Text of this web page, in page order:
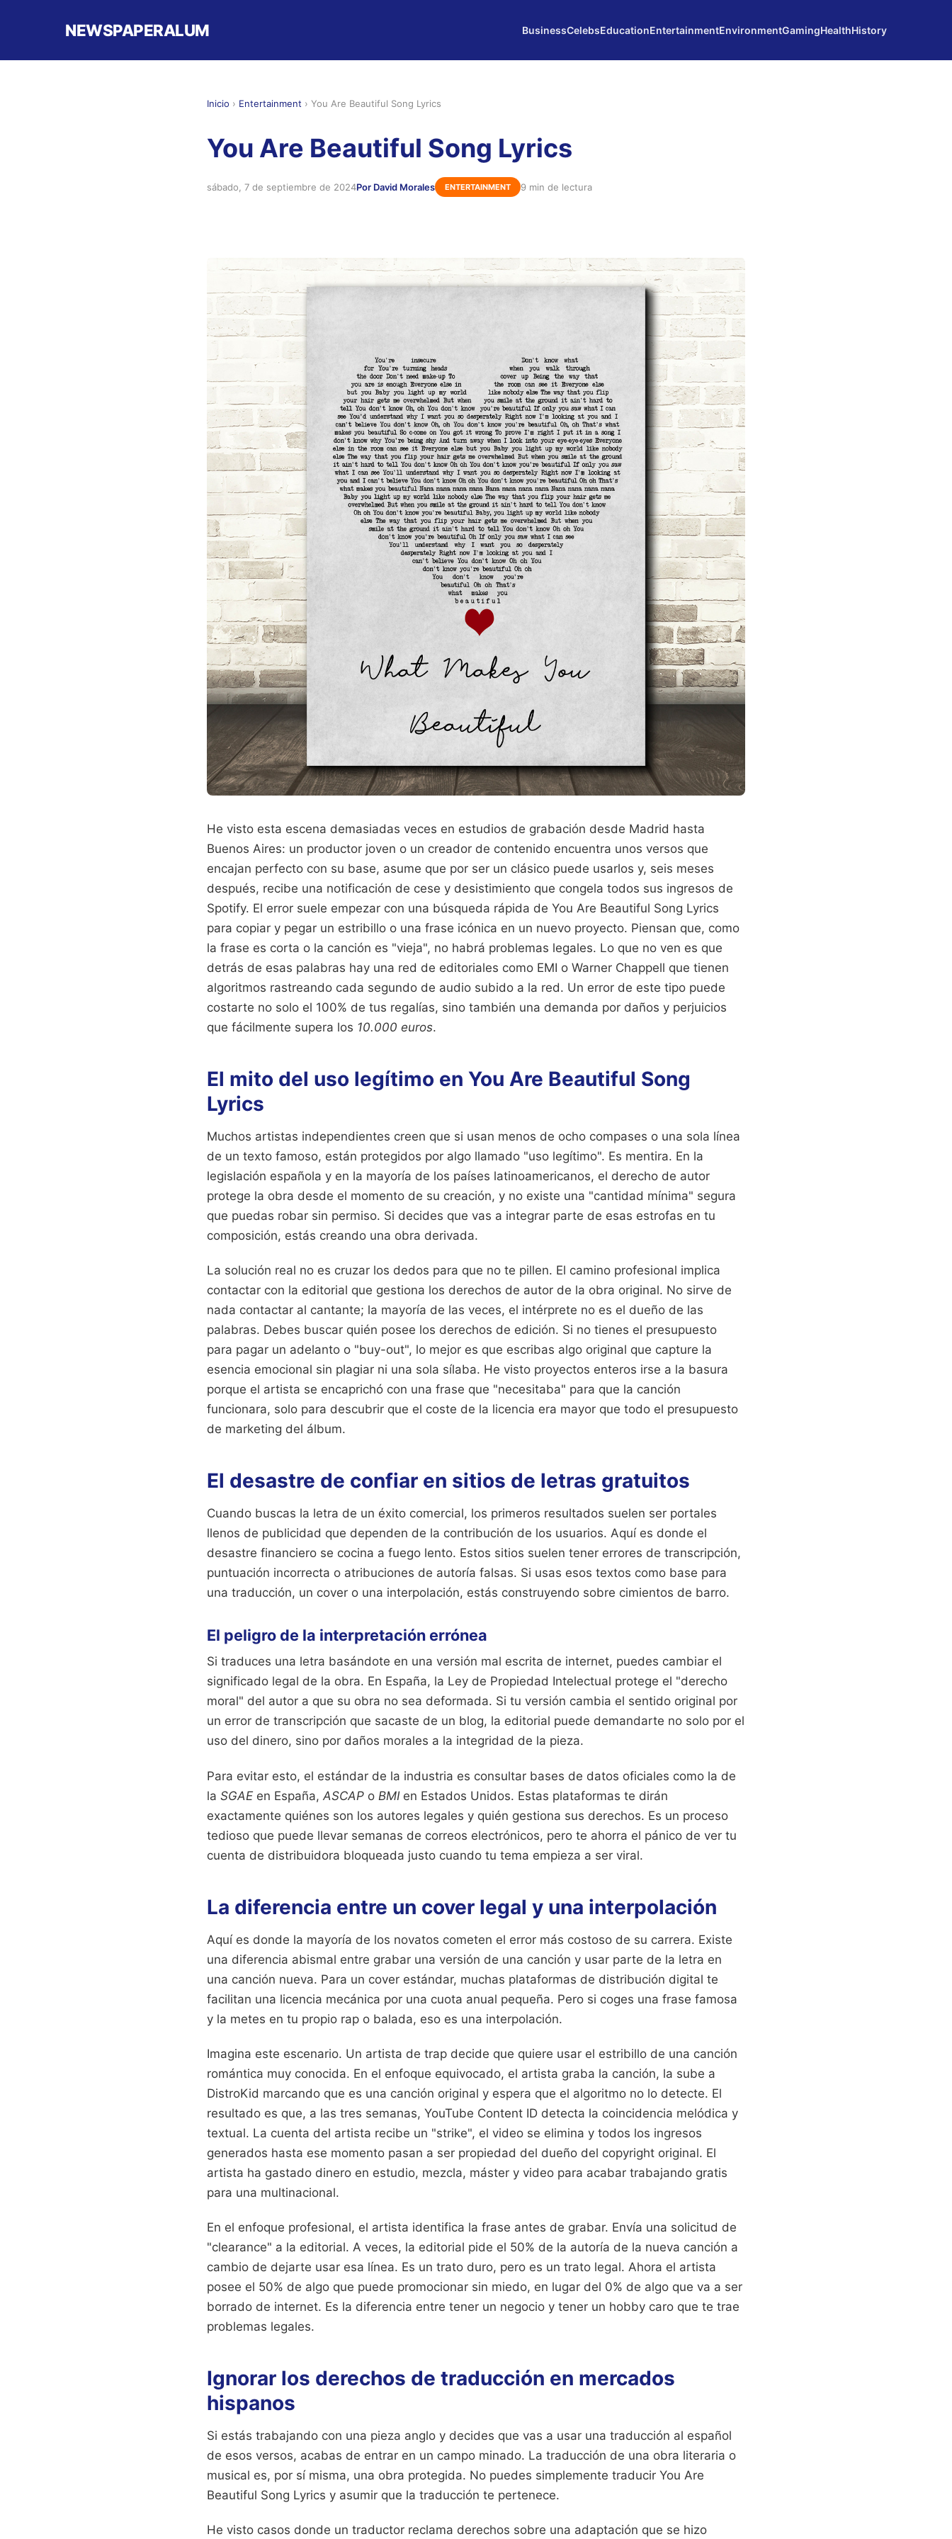
NEWSPAPERALUM BusinessCelebsEducationEntertainmentEnvironmentGamingHealthHistory
Inicio › Entertainment › You Are Beautiful Song Lyrics
You Are Beautiful Song Lyrics
sábado, 7 de septiembre de 2024Por David Morales ENTERTAINMENT 9 min de lectura
He visto esta escena demasiadas veces en estudios de grabación desde Madrid hasta
Buenos Aires: un productor joven o un creador de contenido encuentra unos versos que
encajan perfecto con su base, asume que por ser un clásico puede usarlos y, seis meses
después, recibe una notificación de cese y desistimiento que congela todos sus ingresos de
Spotify. El error suele empezar con una búsqueda rápida de You Are Beautiful Song Lyrics
para copiar y pegar un estribillo o una frase icónica en un nuevo proyecto. Piensan que, como
la frase es corta o la canción es "vieja", no habrá problemas legales. Lo que no ven es que
detrás de esas palabras hay una red de editoriales como EMI o Warner Chappell que tienen
algoritmos rastreando cada segundo de audio subido a la red. Un error de este tipo puede
costarte no solo el 100% de tus regalías, sino también una demanda por daños y perjuicios
que fácilmente supera los 10.000 euros.
El mito del uso legítimo en You Are Beautiful Song
Lyrics
Muchos artistas independientes creen que si usan menos de ocho compases o una sola línea
de un texto famoso, están protegidos por algo llamado "uso legítimo". Es mentira. En la
legislación española y en la mayoría de los países latinoamericanos, el derecho de autor
protege la obra desde el momento de su creación, y no existe una "cantidad mínima" segura
que puedas robar sin permiso. Si decides que vas a integrar parte de esas estrofas en tu
composición, estás creando una obra derivada.
La solución real no es cruzar los dedos para que no te pillen. El camino profesional implica
contactar con la editorial que gestiona los derechos de autor de la obra original. No sirve de
nada contactar al cantante; la mayoría de las veces, el intérprete no es el dueño de las
palabras. Debes buscar quién posee los derechos de edición. Si no tienes el presupuesto
para pagar un adelanto o "buy-out", lo mejor es que escribas algo original que capture la
esencia emocional sin plagiar ni una sola sílaba. He visto proyectos enteros irse a la basura
porque el artista se encaprichó con una frase que "necesitaba" para que la canción
funcionara, solo para descubrir que el coste de la licencia era mayor que todo el presupuesto
de marketing del álbum.
El desastre de confiar en sitios de letras gratuitos
Cuando buscas la letra de un éxito comercial, los primeros resultados suelen ser portales
llenos de publicidad que dependen de la contribución de los usuarios. Aquí es donde el
desastre financiero se cocina a fuego lento. Estos sitios suelen tener errores de transcripción,
puntuación incorrecta o atribuciones de autoría falsas. Si usas esos textos como base para
una traducción, un cover o una interpolación, estás construyendo sobre cimientos de barro.
El peligro de la interpretación errónea
Si traduces una letra basándote en una versión mal escrita de internet, puedes cambiar el
significado legal de la obra. En España, la Ley de Propiedad Intelectual protege el "derecho
moral" del autor a que su obra no sea deformada. Si tu versión cambia el sentido original por
un error de transcripción que sacaste de un blog, la editorial puede demandarte no solo por el
uso del dinero, sino por daños morales a la integridad de la pieza.
Para evitar esto, el estándar de la industria es consultar bases de datos oficiales como la de
la SGAE en España, ASCAP o BMIen Estados Unidos. Estas plataformas te dirán
exactamente quiénes son los autores legales y quién gestiona sus derechos. Es un proceso
tedioso que puede llevar semanas de correos electrónicos, pero te ahorra el pánico de ver tu
cuenta de distribuidora bloqueada justo cuando tu tema empieza a ser viral.
La diferencia entre un cover legal y una interpolación
Aquí es donde la mayoría de los novatos cometen el error más costoso de su carrera. Existe
una diferencia abismal entre grabar una versión de una canción y usar parte de la letra en
una canción nueva. Para un cover estándar, muchas plataformas de distribución digital te
facilitan una licencia mecánica por una cuota anual pequeña. Pero si coges una frase famosa
y la metes en tu propio rap o balada, eso es una interpolación.
Imagina este escenario. Un artista de trap decide que quiere usar el estribillo de una canción
romántica muy conocida. En el enfoque equivocado, el artista graba la canción, la sube a
DistroKid marcando que es una canción original y espera que el algoritmo no lo detecte. El
resultado es que, a las tres semanas, YouTube Content ID detecta la coincidencia melódica y
textual. La cuenta del artista recibe un "strike", el video se elimina y todos los ingresos
generados hasta ese momento pasan a ser propiedad del dueño del copyright original. El
artista ha gastado dinero en estudio, mezcla, máster y video para acabar trabajando gratis
para una multinacional.
En el enfoque profesional, el artista identifica la frase antes de grabar. Envía una solicitud de
"clearance" a la editorial. A veces, la editorial pide el 50% de la autoría de la nueva canción a
cambio de dejarte usar esa línea. Es un trato duro, pero es un trato legal. Ahora el artista
posee el 50% de algo que puede promocionar sin miedo, en lugar del 0% de algo que va a ser
borrado de internet. Es la diferencia entre tener un negocio y tener un hobby caro que te trae
problemas legales.
Ignorar los derechos de traducción en mercados
hispanos
Si estás trabajando con una pieza anglo y decides que vas a usar una traducción al español
de esos versos, acabas de entrar en un campo minado. La traducción de una obra literaria o
musical es, por sí misma, una obra protegida. No puedes simplemente traducir You Are
Beautiful Song Lyrics y asumir que la traducción te pertenece.
He visto casos donde un traductor reclama derechos sobre una adaptación que se hizo